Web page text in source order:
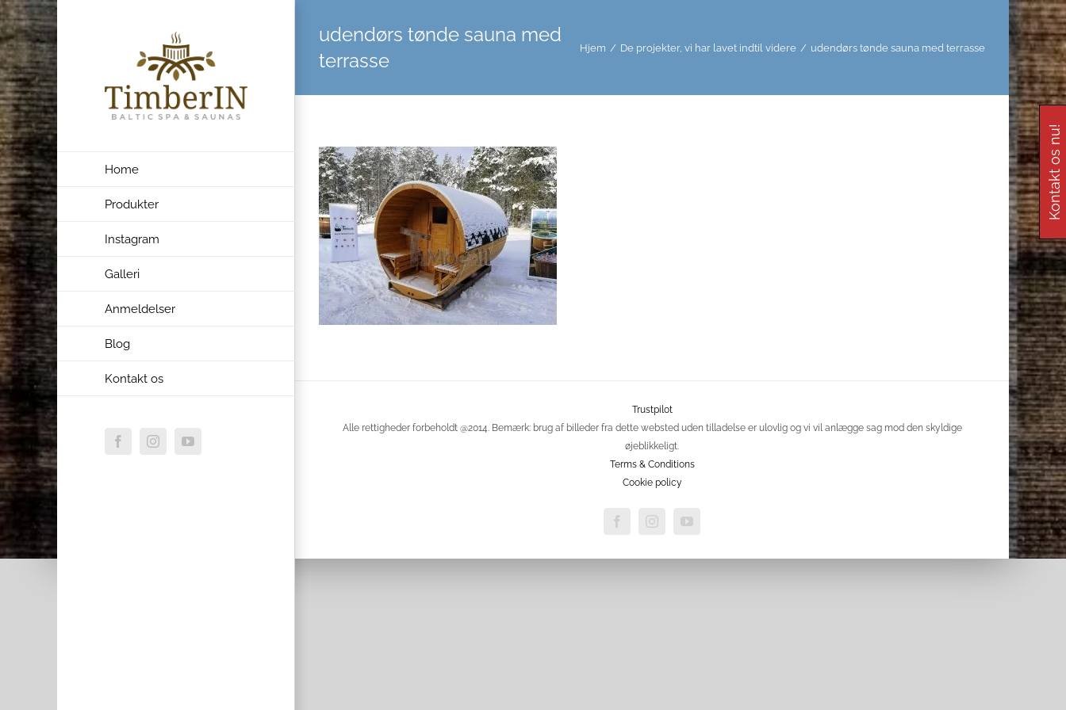
Skip
to
content
Home
Produkter
Instagram
Galleri
Anmeldelser
Blog
Kontakt os
FacebookInstagramYouTube
udendørs tønde sauna med
terrasse
Hjem / De projekter, vi har lavet indtil videre / udendørs tønde sauna med terrasse
Trustpilot
Alle rettigheder forbeholdt @2014. Bemærk: brug af billeder fra dette websted uden tilladelse er ulovlig og vi vil anlægge sag mod den skyldige
øjeblikkeligt.
Terms & Conditions
Cookie policy
FacebookInstagramYouTube
Kontakt os nu!